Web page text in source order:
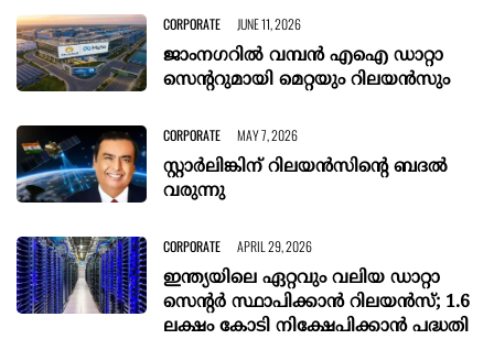
CORPORATE JUNE 11, 2026
ജാംനഗറില്‍ വമ്പന്‍ എഐ ഡാറ്റാ
സെന്ററുമായി മെറ്റയും റിലയന്‍സും
CORPORATE MAY 7, 2026
സ്റ്റാർലിങ്കിന് റിലയൻസിന്റെ ബദൽ
വരുന്നു
CORPORATE APRIL 29, 2026
ഇന്ത്യയിലെ ഏറ്റവും വലിയ ഡാറ്റാ
സെന്റർ സ്ഥാപിക്കാൻ റിലയൻസ്; 1.6
ലക്ഷം കോടി നിക്ഷേപിക്കാൻ പദ്ധതി